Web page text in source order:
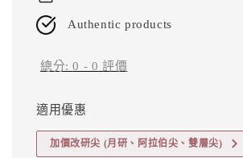
Authentic products
總分:0 - 0 評價
適用優惠
加價改研尖 (月研、阿拉伯尖、雙層尖)